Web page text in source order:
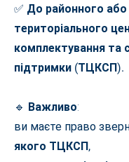
✅ До районного або
територіального
комплектування та
підтримки (ТЦКСП).
🔹 Важливо:
ви маєте право
якого ТЦКСП,